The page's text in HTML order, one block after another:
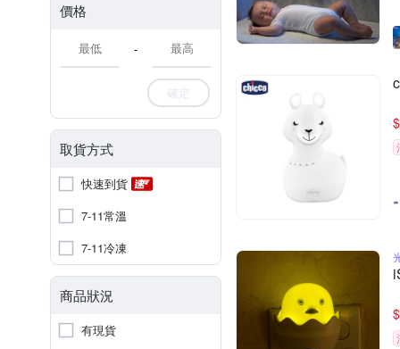
價格
-
確定
取貨方式
快速到貨
7-11常溫
7-11冷凍
商品狀況
有現貨
$
$